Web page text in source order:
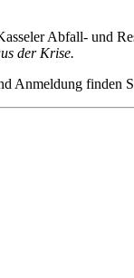
Abfall- und
der Krise.
Anmeldung finden